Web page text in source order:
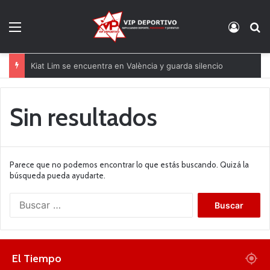
Kiat Lim se encuentra en València y guarda silencio
Sin resultados
Parece que no podemos encontrar lo que estás buscando. Quizá la
búsqueda pueda ayudarte.
El Tiempo